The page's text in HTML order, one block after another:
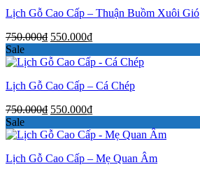
Lịch Gỗ Cao Cấp – Thuận Buồm Xuôi Gió
750.000₫ Giá
là:
550.000₫Giá
tại
550.000₫.
Sale
Lịch Gỗ Cao Cấp – Cá Chép
750.000₫ Giá
là:
550.000₫Giá
tại
550.000₫.
Sale
Lịch Gỗ Cao Cấp – Mẹ Quan Âm